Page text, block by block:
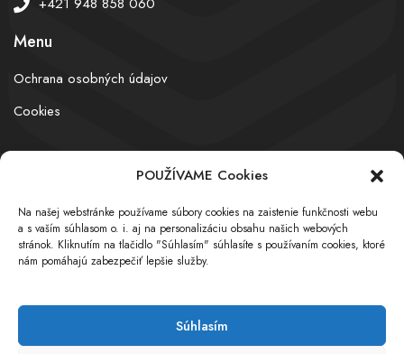
POUŽÍVAME Cookies
Na našej webstránke používame súbory cookies na zaistenie funkčnosti webu
a s vaším súhlasom o. i. aj na personalizáciu obsahu našich webových
stránok. Kliknutím na tlačidlo "Súhlasím" súhlasíte s používaním cookies, ktoré
nám pomáhajú zabezpečiť lepšie služby.
Súhlasím
Menu
Ochrana osobných údajov
Cookies